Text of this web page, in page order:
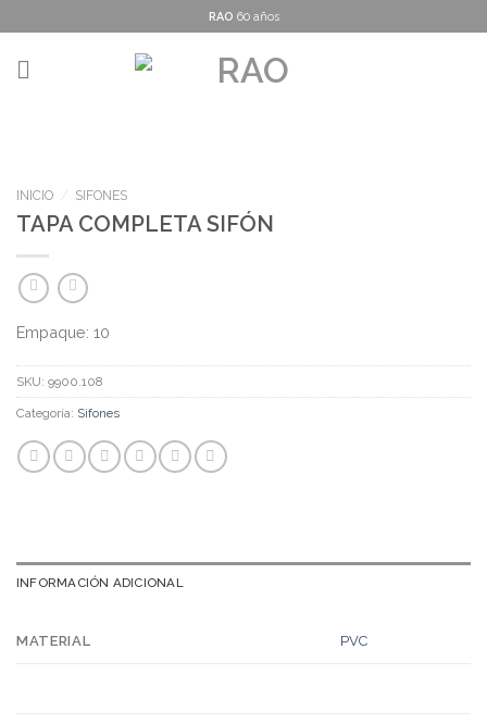
to
content
RAO 60 años
INICIO / SIFONES
TAPA COMPLETA SIFÓN
Empaque: 10
SKU: 9900.108
Categoría: Sifones
INFORMACIÓN ADICIONAL
MATERIAL PVC